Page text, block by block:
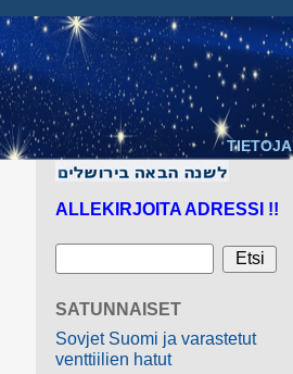
TIETOJA
ALLEKIRJOITA ADRESSI !!
SATUNNAISET
Sovjet Suomi ja varastetut
venttiilien hatut